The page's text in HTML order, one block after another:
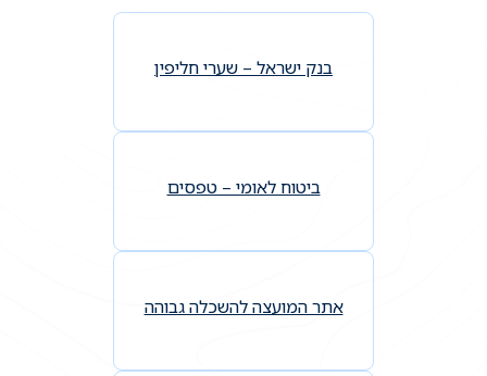
בנק ישראל – שערי חליפין
ביטוח לאומי – טפסים
אתר המועצה להשכלה גבוהה